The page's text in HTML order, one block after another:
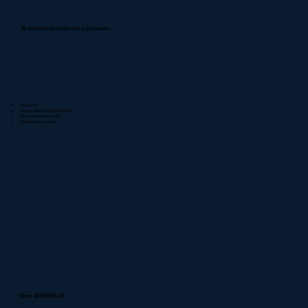
Branchenspezifische Lösungen
Über MSM365.DE
Zahnärzte
Heilpraktiker & Naturheilpraxen
Immobilienverwaltungen
Metallbauunternehmen